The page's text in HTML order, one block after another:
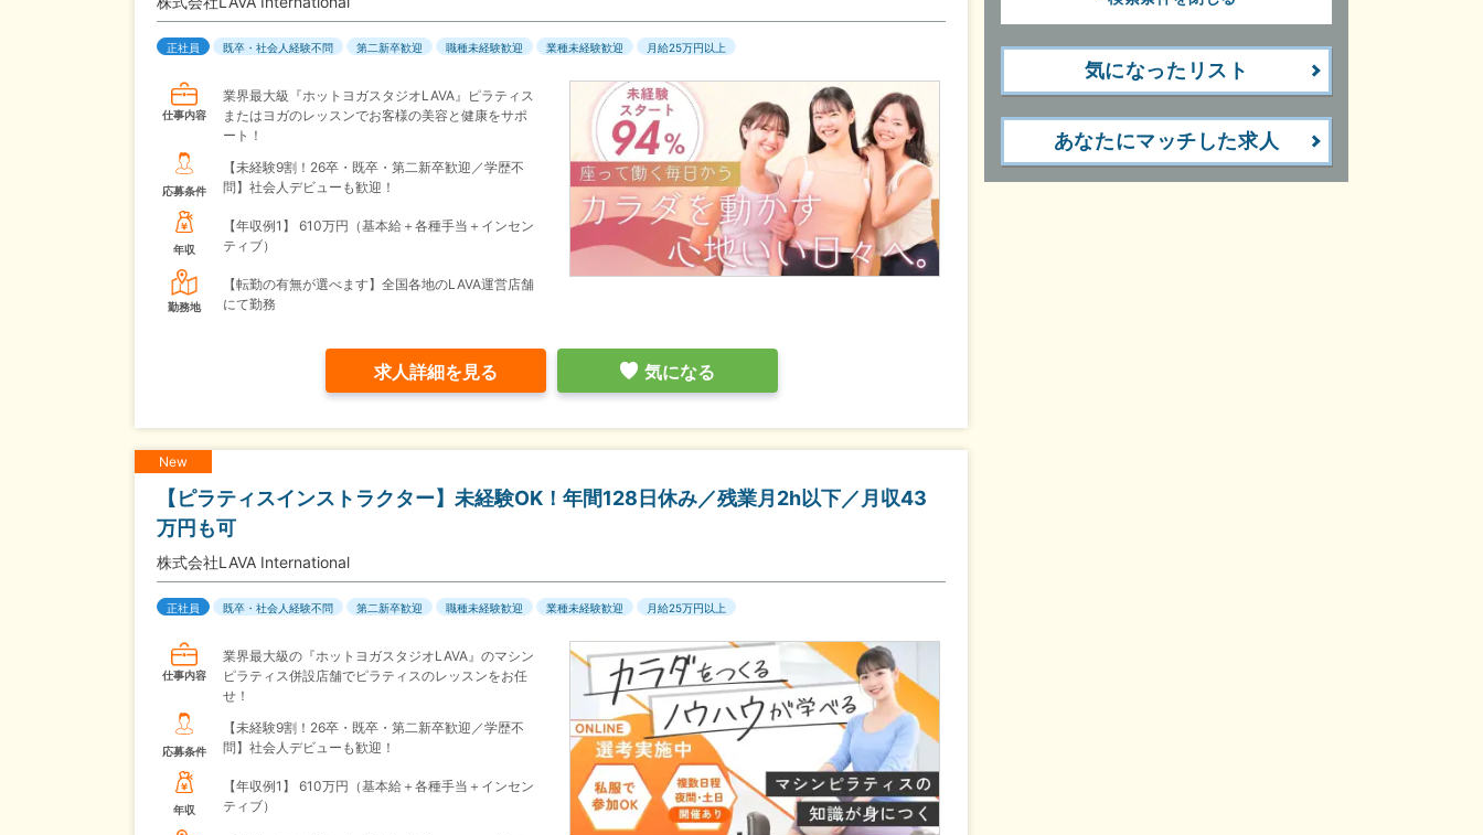
正社員 既卒・社会人経験不問 第二新卒歓迎 職種未経験歓迎 業種未経験歓迎 月給25万円以上
仕事内容
業界最大級『ホットヨガスタジオLAVA』ピラティス
またはヨガのレッスンでお客様の美容と健康をサポ
ート！
応募条件
【未経験9割！26卒・既卒・第二新卒歓迎／学歴不
問】社会人デビューも歓迎！
年収
【年収例1】
610万円（基本給＋各種手当＋インセン
ティブ）
勤務地
【転勤の有無が選べます】全国各地のLAVA運営店舗
にて勤務
求人詳細を見る 気になる
New
【ピラティスインストラクター】未経験OK！年間128日休み／残業月2h以下／月収43
万円も可
株式会社LAVA International
正社員 既卒・社会人経験不問 第二新卒歓迎 職種未経験歓迎 業種未経験歓迎 月給25万円以上
仕事内容
業界最大級の『ホットヨガスタジオLAVA』のマシン
ピラティス併設店舗でピラティスのレッスンをお任
せ！
応募条件
【未経験9割！26卒・既卒・第二新卒歓迎／学歴不
問】社会人デビューも歓迎！
年収
【年収例1】
610万円（基本給＋各種手当＋インセン
ティブ）
気になったリスト
あなたにマッチした求人